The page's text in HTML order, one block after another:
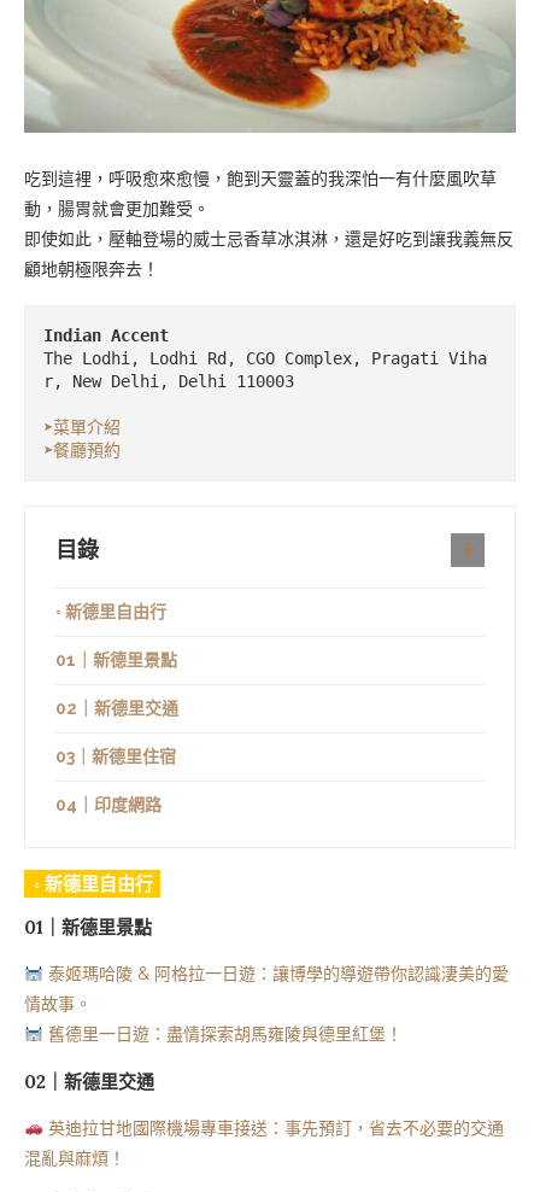
吃到這裡，呼吸愈來愈慢，飽到天靈蓋的我深怕一有什麼風吹草
動，腸胃就會更加難受。
即使如此，壓軸登場的威士忌香草冰淇淋，還是好吃到讓我義無反
顧地朝極限奔去！
Indian Accent
The Lodhi, Lodhi Rd, CGO Complex, Pragati Viha
r, New Delhi, Delhi 110003
➤菜單介紹
➤餐廳預約
目錄
◦ 新德里自由行
01｜新德里景點
02｜新德里交通
03｜新德里住宿
04｜印度網路
◦ 新德里自由行
01｜新德里景點
泰姬瑪哈陵 & 阿格拉一日遊：讓博學的導遊帶你認識淒美的愛
情故事。
舊德里一日遊：盡情探索胡馬雍陵與德里紅堡！
02｜新德里交通
英迪拉甘地國際機場專車接送：事先預訂，省去不必要的交通
混亂與麻煩！